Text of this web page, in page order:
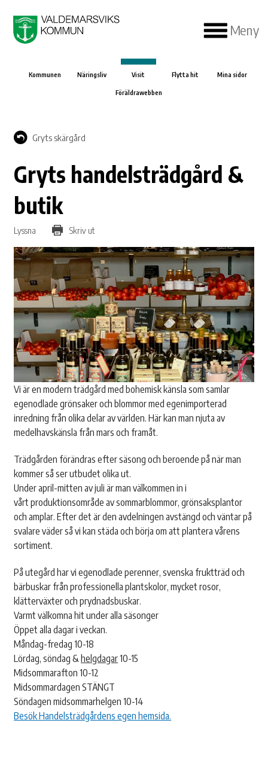
Meny
Kommunen Näringsliv Visit Flytta hit Mina sidor
Föräldrawebben
Gryts skärgård
Gryts handelsträdgård &
butik
Lyssna Skriv ut
Vi är en modern trädgård med bohemisk känsla som samlar
egenodlade grönsaker och blommor med egenimporterad
inredning från olika delar av världen. Här kan man njuta av
medelhavskänsla från mars och framåt.
Trädgården förändras efter säsong och beroende på när man
kommer så ser utbudet olika ut.
Under april-mitten av juli är man välkommen in i
vårt produktionsområde av sommarblommor, grönsaksplantor
och amplar. Efter det är den avdelningen avstängd och väntar på
svalare väder så vi kan städa och börja om att plantera vårens
sortiment.
På utegård har vi egenodlade perenner, svenska fruktträd och
bärbuskar från professionella plantskolor, mycket rosor,
klätterväxter och prydnadsbuskar.
Varmt välkomna hit under alla säsonger
Öppet alla dagar i veckan.
Måndag-fredag 10-18
Lördag, söndag &helgdagar10-15
Midsommarafton 10-12
Midsommardagen STÄNGT
Söndagen midsommarhelgen 10-14
Besök Handelsträdgårdens egen hemsida.